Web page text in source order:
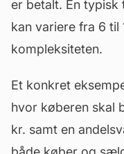
er betalt. En
kan variere fra 6
kompleksiteten.
Et konkret
hvor køberen skal
kr. samt en